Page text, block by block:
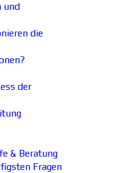
und
die
der
& Beratung
Fragen